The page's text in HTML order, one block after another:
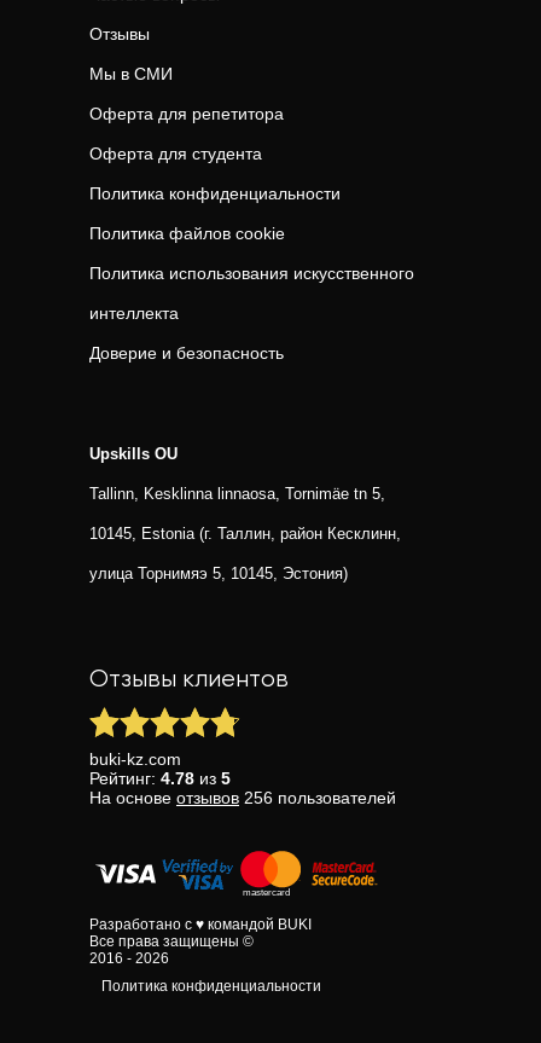
Отзывы
Мы в СМИ
Оферта для репетитора
Оферта для студента
Политика конфиденциальности
Политика файлов cookie
Политика использования искусственного
интеллекта
Доверие и безопасность
Upskills OU
Tallinn, Kesklinna linnaosa, Tornimäe tn 5,
10145, Estonia (г. Таллин, район Кесклинн,
улица Торнимяэ 5, 10145, Эстония)
Отзывы клиентов
buki-kz.com
Рейтинг: 4.78 из 5
На основе отзывов 256 пользователей
Разработано с ♥ командой BUKI
Все права защищены ©
2016 - 2026
Политика конфиденциальности